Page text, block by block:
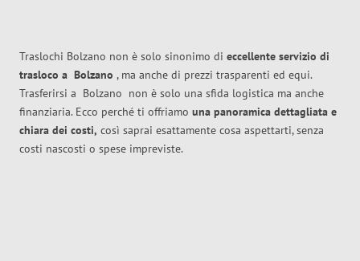
Traslochi Bolzano non è solo sinonimo di eccellente servizio di
trasloco a Bolzano , ma anche di prezzi trasparenti ed equi.
Trasferirsi a Bolzano non è solo una sfida logistica ma anche
finanziaria. Ecco perché ti offriamo una panoramica dettagliata e
chiara dei costi, così saprai esattamente cosa aspettarti, senza
costi nascosti o spese impreviste.